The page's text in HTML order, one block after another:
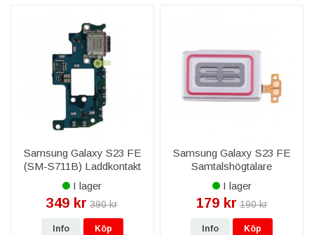
Samsung Galaxy S23 FE
(SM-S711B) Laddkontakt
Original
I lager
349 kr 390 kr
Info Köp
Samsung Galaxy S23 FE
Samtalshögtalare
I lager
179 kr 190 kr
Info Köp